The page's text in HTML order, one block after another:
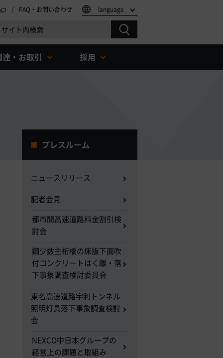
FAQ・お問い合わせ language
達・お取引 採用
プレスルーム
ニュースリリース
記者会見
都市間高速道路料金割引検
討会
鋼少数主桁橋の床版下面吹
付コンクリートはく離・落
下事象調査検討委員会
東名高速道路宇利トンネル
照明灯具落下事象調査検討
会
NEXCO中日本グループの
経営上の課題と取組み